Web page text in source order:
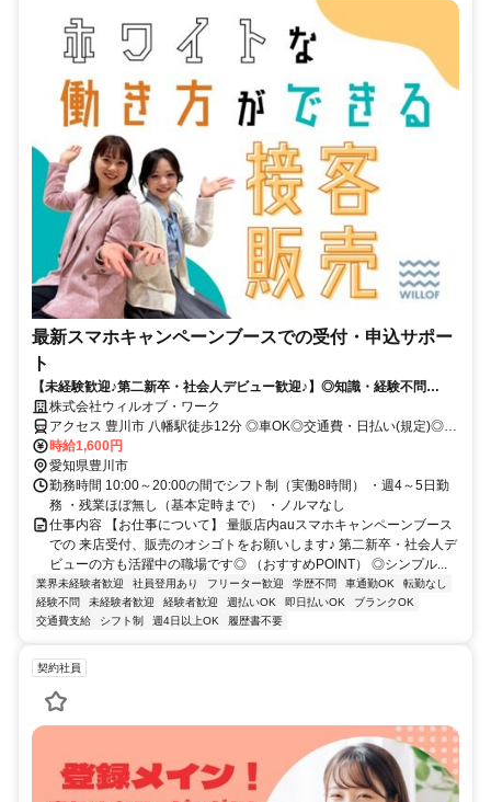
最新スマホキャンペーンブースでの受付・申込サポー
ト
【未経験歓迎♪第二新卒・社会人デビュー歓迎♪】◎知識・経験不問
◎NOサービス残業 ◎自社正社員も目指せる
株式会社ウィルオブ・ワーク
アクセス 豊川市 八幡駅徒歩12分 ◎車OK◎交通費・日払い(規定)◎週
4～5日
時給1,600円
愛知県豊川市
勤務時間 10:00～20:00の間でシフト制（実働8時間） ・週4～5日勤
務 ・残業ほぼ無し（基本定時まで） ・ノルマなし
仕事内容 【お仕事について】 量販店内auスマホキャンペーンブース
での 来店受付、販売のオシゴトをお願いします♪ 第二新卒・社会人デ
ビューの方も活躍中の職場です◎ （おすすめPOINT） ◎シンプル...
業界未経験者歓迎 社員登用あり フリーター歓迎 学歴不問 車通勤OK
転勤なし
経験不問
未経験者歓迎 経験者歓迎 週払いOK 即日払いOK
ブランクOK
交通費支給
シフト制 週4日以上OK 履歴書不要
契約社員